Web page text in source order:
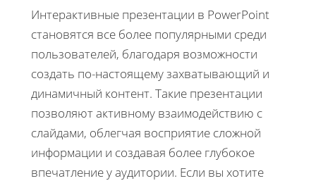
Интерактивные презентации в PowerPoint
становятся все более популярными среди
пользователей, благодаря возможности
создать по-настоящему захватывающий и
динамичный контент. Такие презентации
позволяют активному взаимодействию с
слайдами, облегчая восприятие сложной
информации и создавая более глубокое
впечатление у аудитории. Если вы хотите